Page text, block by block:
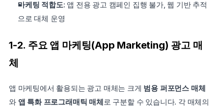
마케팅 적합도: 앱 전용 광고 캠페인 집행 불가, 웹 기반 추적
으로 대체 운영
1-2. 주요 앱 마케팅(App Marketing) 광고 매
체
앱 마케팅에서 활용되는 광고 매체는 크게 범용 퍼포먼스 매체
와 앱 특화 프로그래매틱 매체로 구분할 수 있습니다. 각 매체의